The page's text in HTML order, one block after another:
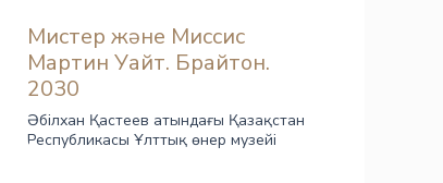
Мистер және Миссис
Мартин Уайт. Брайтон.
2030
Әбілхан Қастеев атындағы Қазақстан
Республикасы Ұлттық өнер музейі